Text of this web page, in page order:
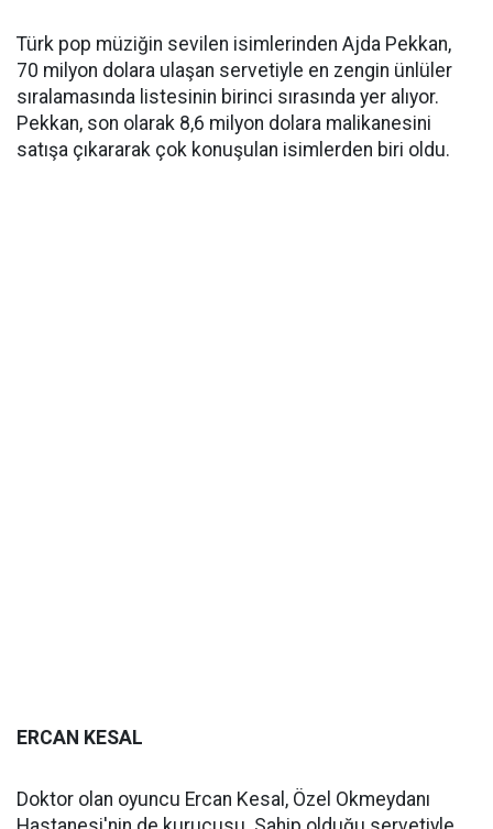
Türk pop müziğin sevilen isimlerinden Ajda Pekkan,
70 milyon dolara ulaşan servetiyle en zengin ünlüler
sıralamasında listesinin birinci sırasında yer alıyor.
Pekkan, son olarak 8,6 milyon dolara malikanesini
satışa çıkararak çok konuşulan isimlerden biri oldu.
ERCAN KESAL
Doktor olan oyuncu Ercan Kesal, Özel Okmeydanı